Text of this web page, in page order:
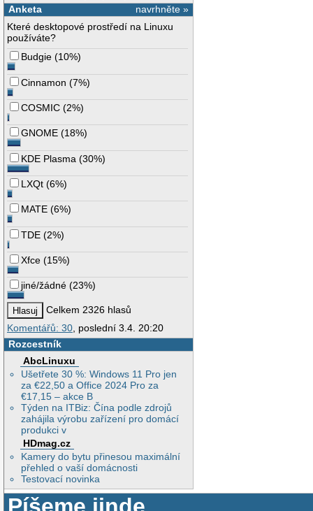
navrhněte »
Anketa
Které desktopové prostředí na Linuxu
používáte?
Budgie (10%)
Cinnamon (7%)
COSMIC (2%)
GNOME (18%)
KDE Plasma (30%)
LXQt (6%)
MATE (6%)
TDE (2%)
Xfce (15%)
jiné/žádné (23%)
Celkem 2326 hlasů
Komentářů: 30 , poslední 3.4. 20:20
Rozcestník
AbcLinuxu
Ušetřete 30 %: Windows 11 Pro jen
za €22,50 a Office 2024 Pro za
€17,15 – akce B
Týden na ITBiz: Čína podle zdrojů
zahájila výrobu zařízení pro domácí
produkci v
HDmag.cz
Kamery do bytu přinesou maximální
přehled o vaší domácnosti
Testovací novinka